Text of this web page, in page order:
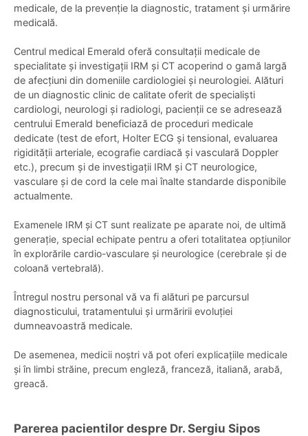
medicale, de la prevenție la diagnostic, tratament și urmărire
medicală.
Centrul medical Emerald oferă consultații medicale de
specialitate și investigații IRM și CT acoperind o gamă largă
de afecțiuni din domeniile cardiologiei și neurologiei. Alături
de un diagnostic clinic de calitate oferit de specialiști
cardiologi, neurologi și radiologi, pacienții ce se adresează
centrului Emerald beneficiază de proceduri medicale
dedicate (test de efort, Holter ECG și tensional, evaluarea
rigidității arteriale, ecografie cardiacă și vasculară Doppler
etc.), precum și de investigații IRM și CT neurologice,
vasculare și de cord la cele mai înalte standarde disponibile
actualmente.
Examenele IRM și CT sunt realizate pe aparate noi, de ultimă
generație, special echipate pentru a oferi totalitatea opțiunilor
în explorările cardio-vasculare și neurologice (cerebrale și de
coloană vertebrală).
Întregul nostru personal vă va fi alături pe parcursul
diagnosticului, tratamentului și urmăririi evoluției
dumneavoastră medicale.
De asemenea, medicii noștri vă pot oferi explicațiile medicale
și în limbi străine, precum engleză, franceză, italiană, arabă,
greacă.
Parerea pacientilor despre Dr. Sergiu Sipos